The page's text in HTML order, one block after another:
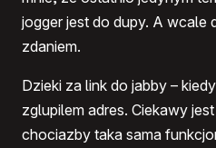
jogger jest do dupy. A wcale
zdaniem.
Dzieki za link do jabby –
zglupilem adres. Ciekawy
chociazby taka sama